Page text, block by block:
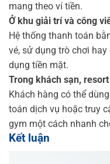
mang theo ví tiền.
Ở khu giải trí và công
Hệ thống thanh toán
vé, sử dụng trò chơi
dụng tiền mặt.
Trong khách sạn, resort
Khách hàng có thể
toán dịch vụ hoặc truy
gym một cách nhanh
Kết luận